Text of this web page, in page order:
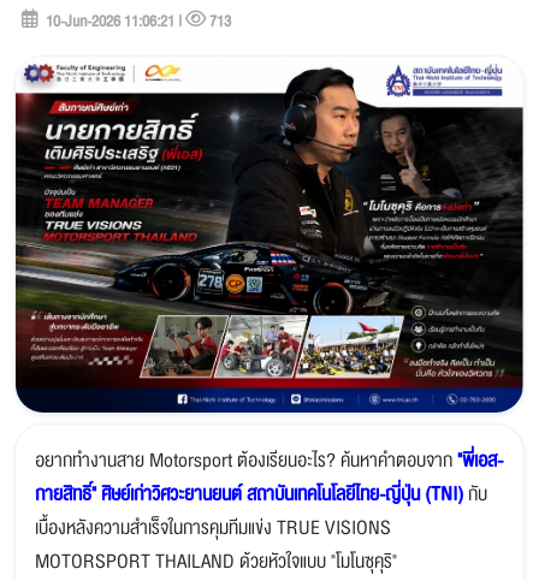
10-Jun-2026 11:06:21 | 713
อยากทำงานสาย Motorsport ต้องเรียนอะไร? ค้นหาคำตอบจาก"พี่เอส-
กายสิทธิ์" ศิษย์เก่าวิศวะยานยนต์ สถาบันเทคโนโลยีไทย-ญี่ปุ่น (TNI)กับ
เบื้องหลังความสำเร็จในการคุมทีมแข่ง TRUE VISIONS
MOTORSPORT THAILAND ด้วยหัวใจแบบ "โมโนซุคุริ"